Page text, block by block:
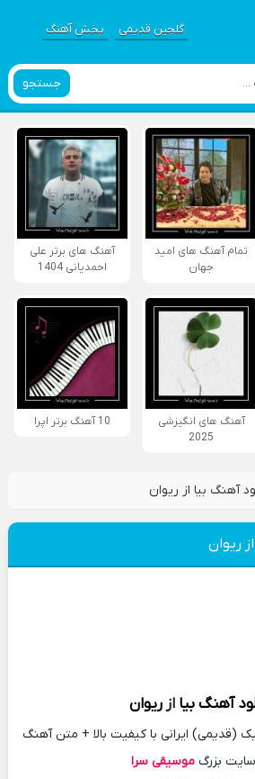
گلچین قدیمی پخش آهنگ
جستجو
تمام آهنگ های امید
جهان
آهنگ های برتر علی
احمدیانی 1404
آهنگ های انگیزشی
2025
10 آهنگ برتر اپرا
آهنگ بیا از ریوان
ریوان
آهنگ بیا ازریوان
(قدیمی) ایرانی با کیفیت بالا + متن آهنگ
بزرگ موسیقی سرا